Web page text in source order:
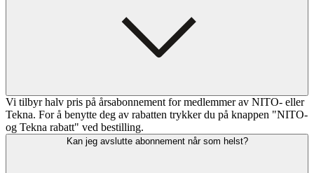
Vi tilbyr halv pris på årsabonnement for medlemmer av NITO- eller
Tekna. For å benytte deg av rabatten trykker du på knappen "NITO-
og Tekna rabatt" ved bestilling.
Kan jeg avslutte abonnement når som helst?